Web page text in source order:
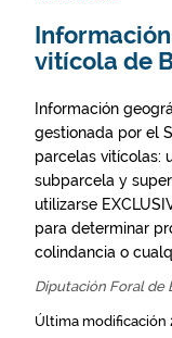
vitícola de
Información
gestionada por el
parcelas vitícolas:
subparcela y
utilizarse
para determinar
colindancia o
Diputación Foral de
Última modificación